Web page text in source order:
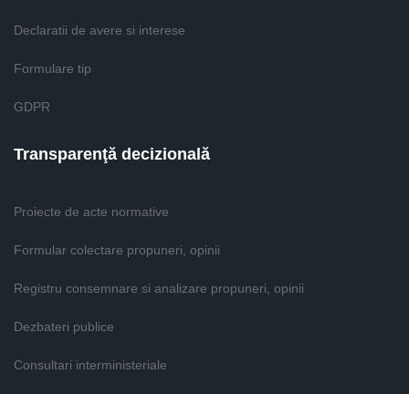
Declaratii de avere si interese
Formulare tip
GDPR
Transparenţă decizională
Proiecte de acte normative
Formular colectare propuneri, opinii
Registru consemnare si analizare propuneri, opinii
Dezbateri publice
Consultari interministeriale